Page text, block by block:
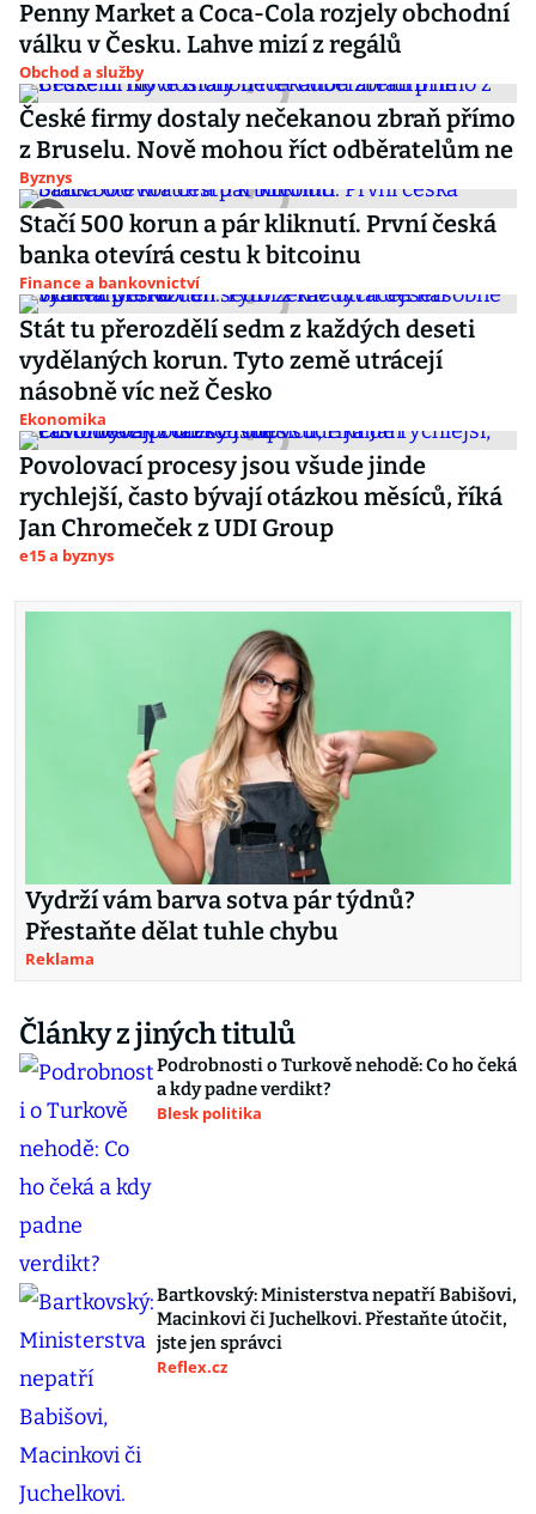
Penny Market a Coca-Cola rozjely obchodní
válku v Česku. Lahve mizí z regálů
Obchod a služby
České firmy dostaly nečekanou zbraň přímo
z Bruselu. Nově mohou říct odběratelům ne
Byznys
Stačí 500 korun a pár kliknutí. První česká
banka otevírá cestu k bitcoinu
Finance a bankovnictví
Stát tu přerozdělí sedm z každých deseti
vydělaných korun. Tyto země utrácejí
násobně víc než Česko
Ekonomika
Povolovací procesy jsou všude jinde
rychlejší, často bývají otázkou měsíců, říká
Jan Chromeček z UDI Group
e15 a byznys
Vydrží vám barva sotva pár týdnů?
Přestaňte dělat tuhle chybu
Reklama
Články z jiných titulů
Podrobnosti o Turkově nehodě: Co ho čeká
a kdy padne verdikt?
Blesk politika
Bartkovský: Ministerstva nepatří Babišovi,
Macinkovi či Juchelkovi. Přestaňte útočit,
jste jen správci
Reflex.cz